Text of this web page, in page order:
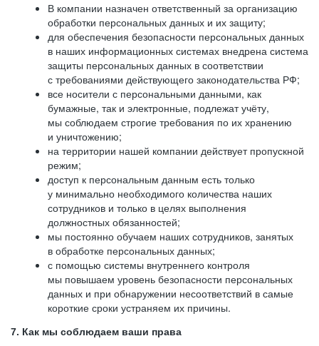
В компании назначен ответственный за организацию
обработки персональных данных и их защиту;
для обеспечения безопасности персональных данных
в наших информационных системах внедрена система
защиты персональных данных в соответствии
с требованиями действующего законодательства РФ;
все носители с персональными данными, как
бумажные, так и электронные, подлежат учёту,
мы соблюдаем строгие требования по их хранению
и уничтожению;
на территории нашей компании действует пропускной
режим;
доступ к персональным данным есть только
у минимально необходимого количества наших
сотрудников и только в целях выполнения
должностных обязанностей;
мы постоянно обучаем наших сотрудников, занятых
в обработке персональных данных;
с помощью системы внутреннего контроля
мы повышаем уровень безопасности персональных
данных и при обнаружении несоответствий в самые
короткие сроки устраняем их причины.
7. Как мы соблюдаем ваши права